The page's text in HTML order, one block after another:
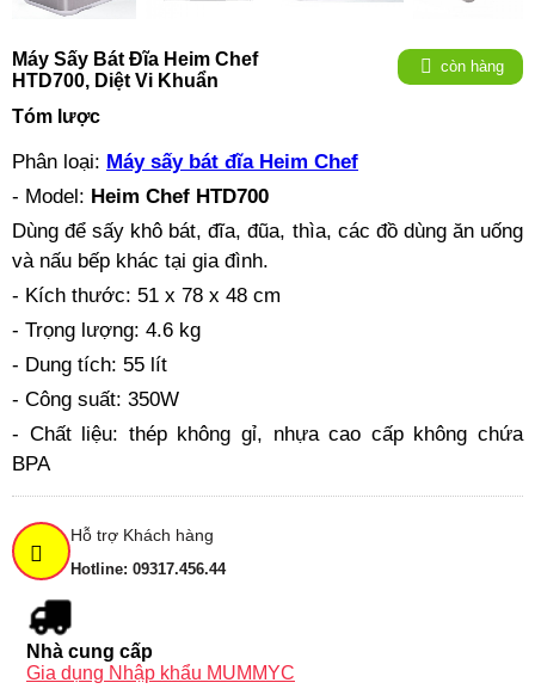
Máy Sấy Bát Đĩa Heim Chef
HTD700, Diệt Vi Khuẩn
còn hàng
Tóm lược
Phân loại: Máy sấy bát đĩa Heim Chef
- Model: Heim Chef HTD700
Dùng để sấy khô bát, đĩa, đũa, thìa, các đồ dùng ăn uống
và nấu bếp khác tại gia đình.
- Kích thước: 51 x 78 x 48 cm
- Trọng lượng: 4.6 kg
- Dung tích: 55 lít
- Công suất: 350W
- Chất liệu: thép không gỉ, nhựa cao cấp không chứa
BPA
Hỗ trợ Khách hàng
Hotline: 09317.456.44
Nhà cung cấp
Gia dụng Nhập khẩu MUMMYC